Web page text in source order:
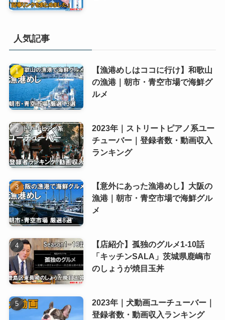
人気記事
【漁港めしはココに行け】和歌山
の漁港｜朝市・青空市場で海鮮グ
ルメ
2023年｜ストリートピアノ系ユー
チューバー｜登録者数・動画収入
ランキング
【意外にあった漁港めし】大阪の
漁港｜朝市・青空市場で海鮮グル
メ
【店紹介】孤独のグルメ1-10話
「キッチンSALA」茨城県鹿嶋市
のしょうが焼目玉丼
2023年｜犬動画ユーチューバー｜
登録者数・動画収入ランキング